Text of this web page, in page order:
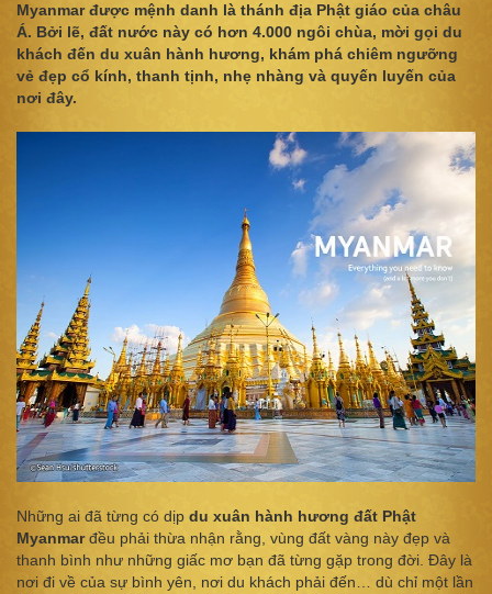
Myanmar được mệnh danh là thánh địa Phật giáo của châu
Á. Bởi lẽ, đất nước này có hơn 4.000 ngôi chùa, mời gọi du
khách đến du xuân hành hương, khám phá chiêm ngưỡng
vẻ đẹp cổ kính, thanh tịnh, nhẹ nhàng và quyến luyến của
nơi đây.
Những ai đã từng có dịp du xuân hành hương đất Phật
Myanmarđều phải thừa nhận rằng, vùng đất vàng này đẹp và
thanh bình như những giấc mơ bạn đã từng gặp trong đời. Đây là
nơi đi về của sự bình yên, nơi du khách phải đến… dù chỉ một lần